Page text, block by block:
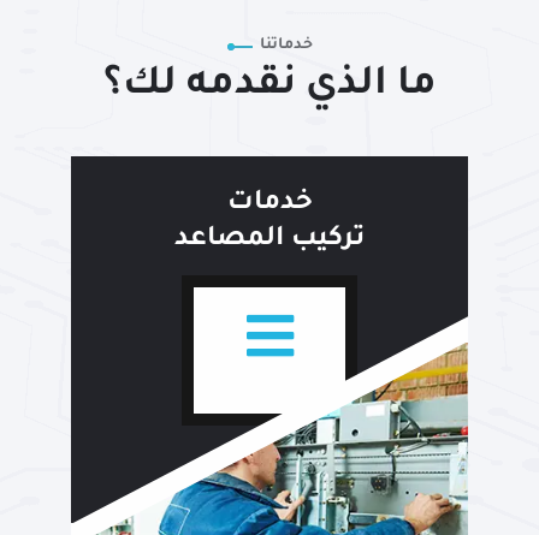
خدماتنا
ما الذي نقدمه لك؟
خدمات
تركيب المصاعد